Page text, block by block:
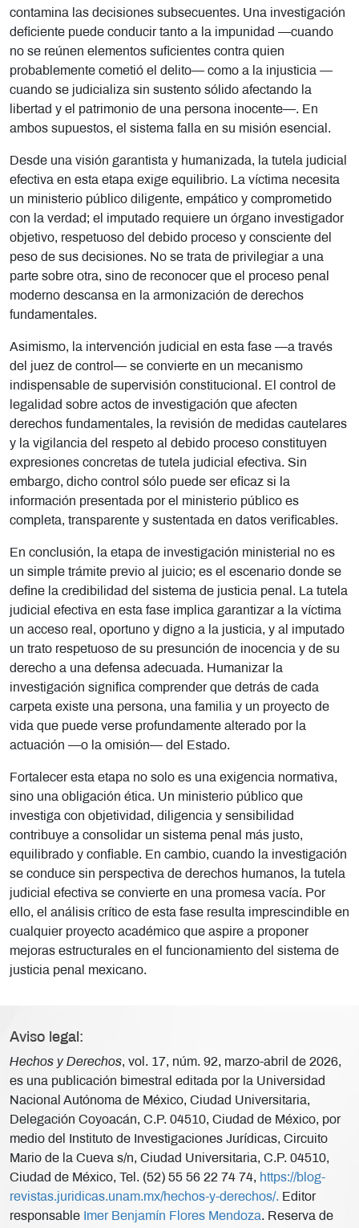
contamina las decisiones subsecuentes. Una investigación
deficiente puede conducir tanto a la impunidad —cuando
no se reúnen elementos suficientes contra quien
probablemente cometió el delito— como a la injusticia —
cuando se judicializa sin sustento sólido afectando la
libertad y el patrimonio de una persona inocente—. En
ambos supuestos, el sistema falla en su misión esencial.
Desde una visión garantista y humanizada, la tutela judicial
efectiva en esta etapa exige equilibrio. La víctima necesita
un ministerio público diligente, empático y comprometido
con la verdad; el imputado requiere un órgano investigador
objetivo, respetuoso del debido proceso y consciente del
peso de sus decisiones. No se trata de privilegiar a una
parte sobre otra, sino de reconocer que el proceso penal
moderno descansa en la armonización de derechos
fundamentales.
Asimismo, la intervención judicial en esta fase —a través
del juez de control— se convierte en un mecanismo
indispensable de supervisión constitucional. El control de
legalidad sobre actos de investigación que afecten
derechos fundamentales, la revisión de medidas cautelares
y la vigilancia del respeto al debido proceso constituyen
expresiones concretas de tutela judicial efectiva. Sin
embargo, dicho control sólo puede ser eficaz si la
información presentada por el ministerio público es
completa, transparente y sustentada en datos verificables.
En conclusión, la etapa de investigación ministerial no es
un simple trámite previo al juicio; es el escenario donde se
define la credibilidad del sistema de justicia penal. La tutela
judicial efectiva en esta fase implica garantizar a la víctima
un acceso real, oportuno y digno a la justicia, y al imputado
un trato respetuoso de su presunción de inocencia y de su
derecho a una defensa adecuada. Humanizar la
investigación significa comprender que detrás de cada
carpeta existe una persona, una familia y un proyecto de
vida que puede verse profundamente alterado por la
actuación —o la omisión— del Estado.
Fortalecer esta etapa no solo es una exigencia normativa,
sino una obligación ética. Un ministerio público que
investiga con objetividad, diligencia y sensibilidad
contribuye a consolidar un sistema penal más justo,
equilibrado y confiable. En cambio, cuando la investigación
se conduce sin perspectiva de derechos humanos, la tutela
judicial efectiva se convierte en una promesa vacía. Por
ello, el análisis crítico de esta fase resulta imprescindible en
cualquier proyecto académico que aspire a proponer
mejoras estructurales en el funcionamiento del sistema de
justicia penal mexicano.
Aviso legal:
Hechos y Derechos, vol. 17, núm. 92, marzo-abril de 2026,
es una publicación bimestral editada por la Universidad
Nacional Autónoma de México, Ciudad Universitaria,
Delegación Coyoacán, C.P. 04510, Ciudad de México, por
medio del Instituto de Investigaciones Jurídicas, Circuito
Mario de la Cueva s/n, Ciudad Universitaria, C.P. 04510,
Ciudad de México, Tel. (52) 55 56 22 74 74, https://blog-
revistas.juridicas.unam.mx/hechos-y-derechos/. Editor
responsable Imer Benjamín Flores Mendoza. Reserva de